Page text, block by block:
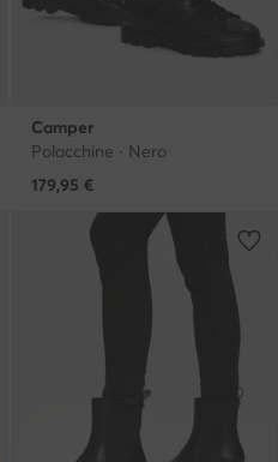
Camper
Polacchine · Nero
179,95 €